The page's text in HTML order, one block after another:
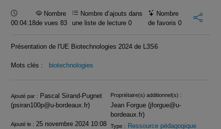
Durée :
00:04:18
Nombre
de vues 83
Nombre d’ajouts dans
une liste de lecture0
Nombre
de favoris 0
Présentation de l'UE Biotechnologies 2024 de L3S6
Mots clés : biotechnologies
Infos
Ajouté par : Pascal Sirand-Pugnet
(psiran100p@u-bordeaux.fr)
Propriétaire(s) additionnel(s) :
Jean Forgue (jforgue@u-
bordeaux.fr)
Ajouté le : 25 novembre 2024 10:08 Type : Ressource pédagogique